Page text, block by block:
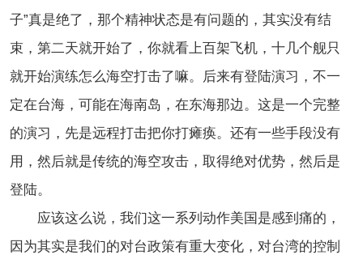
子”真是绝了，那个精神状态是有问题的，其实没有结
束，第二天就开始了，你就看上百架飞机，十几个舰只
就开始演练怎么海空打击了嘛。后来有登陆演习，不一
定在台海，可能在海南岛，在东海那边。这是一个完整
的演习，先是远程打击把你打瘫痪。还有一些手段没有
用，然后就是传统的海空攻击，取得绝对优势，然后是
登陆。
应该这么说，我们这一系列动作美国是感到痛的，
因为其实是我们的对台政策有重大变化，对台湾的控制